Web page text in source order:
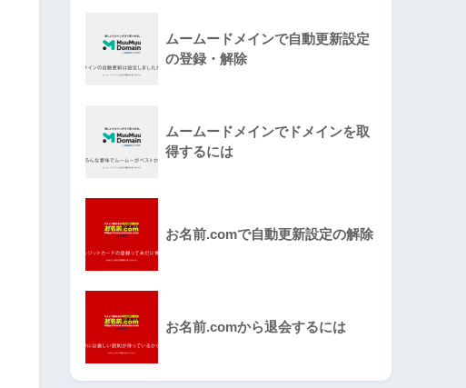
ムームードメインで自動更新設定
の登録・解除
ムームードメインでドメインを取
得するには
お名前.comで自動更新設定の解除
お名前.comから退会するには